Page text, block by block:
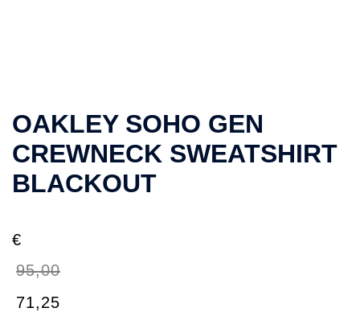
OAKLEY SOHO GEN
CREWNECK SWEATSHIRT
BLACKOUT
€
95,00
Oorspronkelijke
71,25